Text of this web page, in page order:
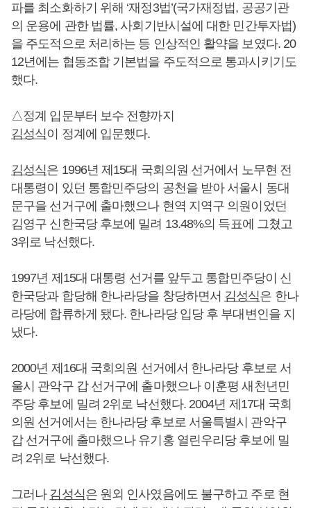
파를 최소화하기 위해 ‘재정3법’(국가재정법, 공공기관
의 운용에 관한 법률, 사회기반시설에 대한 민간투자법)
을 주도적으로 처리하는 등 인상적인 활약을 보였다. 20
12년에는 협동조합 기본법을 주도적으로 통과시키기도
했다.
△정계 입문부터 보수 전향까지
김성식이 정계에 입문했다.
김성식은 1996년 제15대 국회의원 선거에서 노무현 전
대통령이 있던 통합민주당의 공천을 받아 서울시 동대
문구을 선거구에 출마했으나 현역 지역구 의원이었던
김영구 신한국당 후보에 밀려 13.48%의 득표에 그쳤고
3위로 낙선했다.
1997년 제15대 대통령 선거를 앞두고 통합민주당이 신
한국당과 합당해 한나라당을 창당하면서 김성식은 한나
라당에 합류하게 됐다. 한나라당 입당 후 부대변인을 지
냈다.
2000년 제16대 국회의원 선거에서 한나라당 후보로 서
울시 관악구 갑 선거구에 출마했으나 이훈평 새천년민
주당 후보에 밀려 2위로 낙선했다. 2004년 제17대 국회
의원 선거에서는 한나라당 후보로 서울특별시 관악구
갑 선거구에 출마했으나 유기홍 열린우리당 후보에 밀
려 2위로 낙선했다.
그러나 김성식은 원외 인사였음에도 불구하고 주로 현